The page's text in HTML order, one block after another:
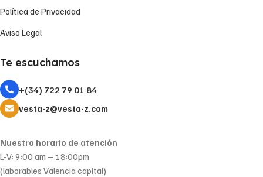
Política de Privacidad
Aviso Legal
Te escuchamos
+(34) 722 79 01 84
vesta-z@vesta-z.com
Nuestro horario de atención
L-V: 9:00 am – 18:00pm
(laborables Valencia capital)